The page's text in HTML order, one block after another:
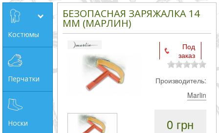
Текст
Любое из
Все
слова
Костюмы
Перчатки
Носки
БЕЗОПАСНАЯ ЗАРЯЖАЛКА 14
ММ (МАРЛИН)
Под
заказ
Производитель:
Marlin
0 грн